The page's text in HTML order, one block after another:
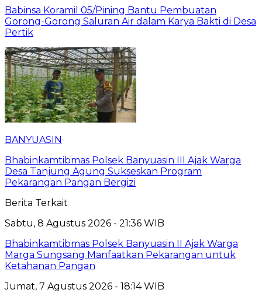
Babinsa Koramil 05/Pining Bantu Pembuatan
Gorong-Gorong Saluran Air dalam Karya Bakti di Desa
Pertik
BANYUASIN
Bhabinkamtibmas Polsek Banyuasin III Ajak Warga
Desa Tanjung Agung Sukseskan Program
Pekarangan Pangan Bergizi
Berita Terkait
Sabtu, 8 Agustus 2026 - 21:36 WIB
Bhabinkamtibmas Polsek Banyuasin II Ajak Warga
Marga Sungsang Manfaatkan Pekarangan untuk
Ketahanan Pangan
Jumat, 7 Agustus 2026 - 18:14 WIB